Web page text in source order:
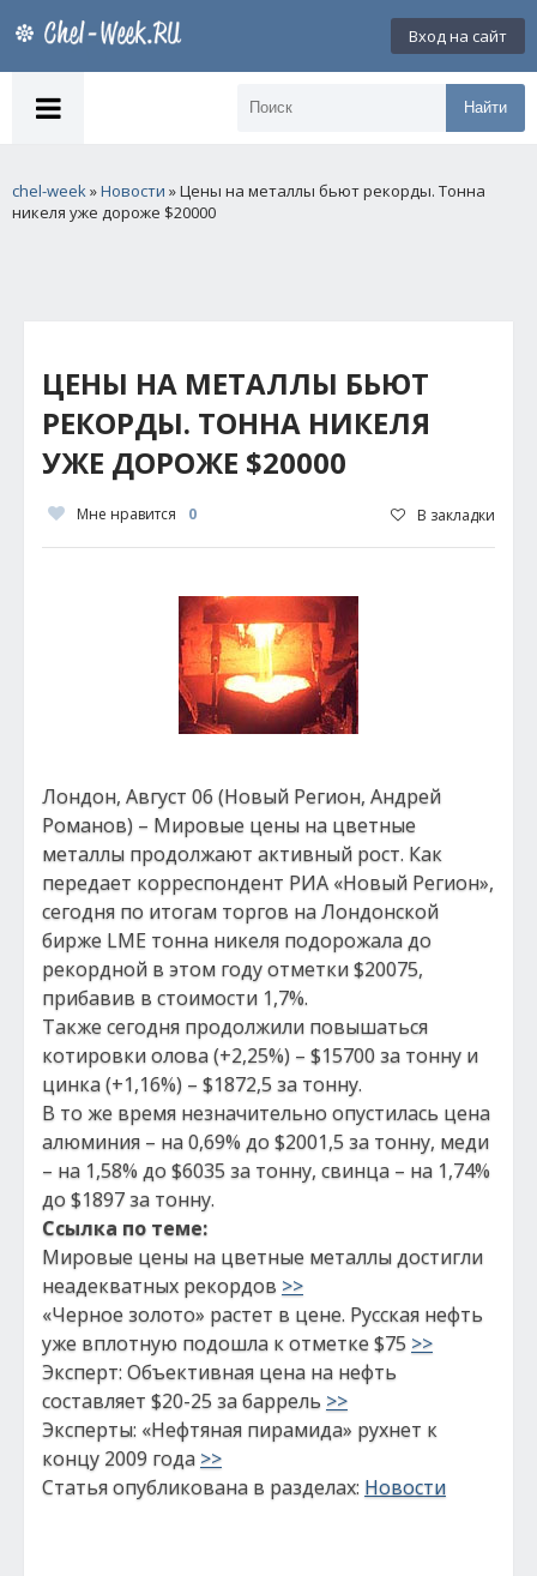
Вход на сайт
Найти
chel-week»Новости » Цены на металлы бьют рекорды. Тонна
никеля уже дороже $20000
ЦЕНЫ НА МЕТАЛЛЫ БЬЮТ
РЕКОРДЫ. ТОННА НИКЕЛЯ
УЖЕ ДОРОЖЕ $20000
Мне нравится 0 В закладки
Лондон, Август 06 (Новый Регион, Андрей
Романов) – Мировые цены на цветные
металлы продолжают активный рост. Как
передает корреспондент РИА «Новый Регион»,
сегодня по итогам торгов на Лондонской
бирже LME тонна никеля подорожала до
рекордной в этом году отметки $20075,
прибавив в стоимости 1,7%.
Также сегодня продолжили повышаться
котировки олова (+2,25%) – $15700 за тонну и
цинка (+1,16%) – $1872,5 за тонну.
В то же время незначительно опустилась цена
алюминия – на 0,69% до $2001,5 за тонну, меди
– на 1,58% до $6035 за тонну, свинца – на 1,74%
до $1897 за тонну.
Ссылка по теме:
Мировые цены на цветные металлы достигли
неадекватных рекордов >>
«Черное золото» растет в цене. Русская нефть
уже вплотную подошла к отметке $75 >>
Эксперт: Объективная цена на нефть
составляет $20-25 за баррель >>
Эксперты: «Нефтяная пирамида» рухнет к
концу 2009 года >>
Статья опубликована в разделах: Новости